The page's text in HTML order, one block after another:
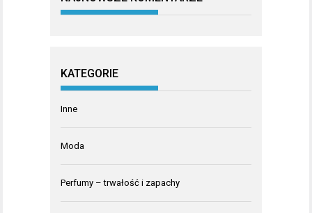
KATEGORIE
Inne
Moda
Perfumy – trwałość i zapachy